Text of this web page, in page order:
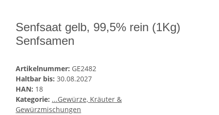
Senfsaat gelb, 99,5% rein (1Kg)
Senfsamen
Artikelnummer: GE2482
Haltbar bis: 30.08.2027
HAN: 18
Kategorie: ...Gewürze, Kräuter &
Gewürzmischungen